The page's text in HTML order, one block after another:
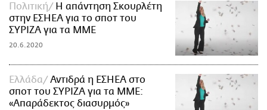
Πολιτική
Η απάντηση Σκουρλέτη
στην ΕΣΗΕA για το σποτ του
ΣΥΡΙΖΑ για τα ΜΜΕ
20.6.2020
Ελλάδα
Αντιδρά η ΕΣΗΕΑ στο
σποτ του ΣΥΡΙΖΑ για τα ΜΜΕ:
«Απαράδεκτος διασυρμός»